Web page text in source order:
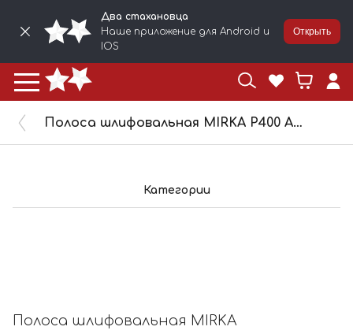
Два стахановца
Наше приложение для Android и
IOS
Открыть
Полоса шлифовальная MIRKA P400 AUTONET 70x420мм AE15105041
Категории
Полоса шлифовальная MIRKA